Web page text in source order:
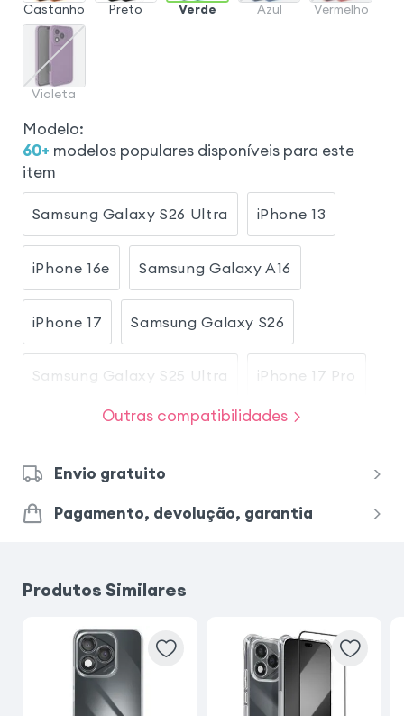
Castanho Preto Verde Azul Vermelho
Violeta
Modelo:
60+ modelos populares disponíveis para este
item
Samsung Galaxy S26 Ultra iPhone 13
iPhone 16e Samsung Galaxy A16
iPhone 17 Samsung Galaxy S26
Samsung Galaxy S25 Ultra iPhone 17 Pro
Xiaomi Redmi Note 15 Pro 5G
Samsung Galaxy A34 5G
Samsung Galaxy A54 5G
iPhone 17 Pro Max Samsung Galaxy S25
Outras compatibilidades
Envio gratuito
Pagamento, devolução, garantia
Produtos Similares